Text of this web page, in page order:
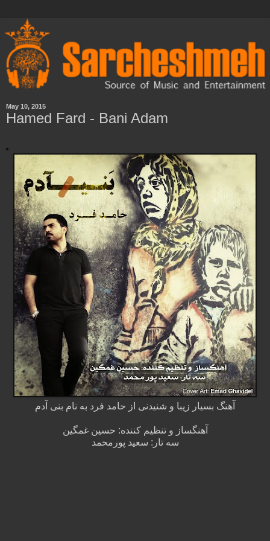
May 10, 2015
Hamed Fard - Bani Adam
آهنگ بسیار زیبا و شنیدنی از حامد فرد به نام بنی آدم
آهنگساز و تنظیم کننده: حسین غمگین
سه تار: سعید پورمحمد